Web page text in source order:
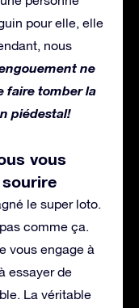
pour elle, elle
nous
ne
faire tomber la
piédestal!
vous
le super loto.
comme ça.
vous engage à
essayer de
La véritable